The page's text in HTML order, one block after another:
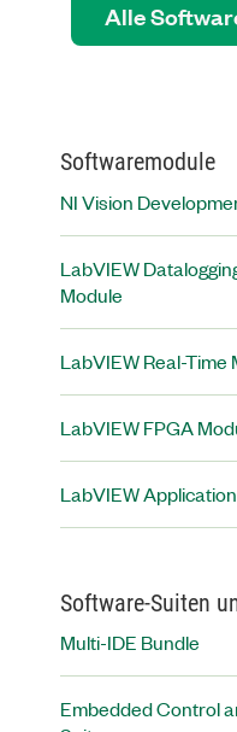
Alle
Softwaremodule
NI Vision
LabVIEW
Module
LabVIEW Real-Time
LabVIEW FPGA
LabVIEW
Software-Suiten
Multi-IDE Bundle
Embedded Control